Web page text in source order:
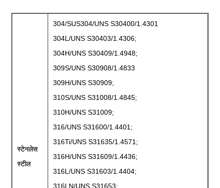
स्टेनलेस
स्टील
304/SUS304/UNS S30400/1.4301
304L/UNS S30403/1.4306;
304H/UNS S30409/1.4948;
309S/UNS S30908/1.4833
309H/UNS S30909;
310S/UNS S31008/1.4845;
310H/UNS S31009;
316/UNS S31600/1.4401;
316Ti/UNS S31635/1.4571;
316H/UNS S31609/1.4436;
316L/UNS S31603/1.4404;
316LN/UNS S31653;